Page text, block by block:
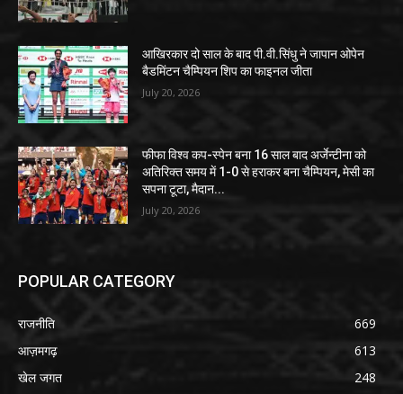
आखिरकार दो साल के बाद पी.वी.सिंधु ने जापान ओपेन
बैडमिंटन चैम्पियन शिप का फाइनल जीता
July 20, 2026
फीफा विश्व कप-स्पेन बना 16 साल बाद अर्जेन्टीना को
अतिरिक्त समय में 1-0 से हराकर बना चैम्पियन, मेसी का
सपना टूटा, मैदान...
July 20, 2026
POPULAR CATEGORY
राजनीति
669
आज़मगढ़
613
खेल जगत
248